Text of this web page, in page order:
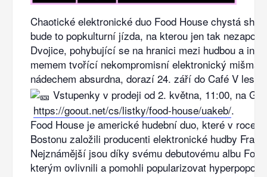
Chaotické elektronické duo Food House chystá
bude to popkulturní jízda, na kterou jen tak
Dvojice, pohybující se na hranici mezi hudbou a
memem tvořící nekompromisní elektronický
nádechem absurdna, dorazí 24. září do Café V lese.
Vstupenky v prodeji od 2. května, 11:00, na
https://goout.net/cs/listky/food-house/uakeb/.
Food House je americké hudební duo, které v roce
Bostonu založili producenti elektronické hudby
Nejznámější jsou díky svému debutovému albu
kterým ovlivnili a pomohli popularizovat